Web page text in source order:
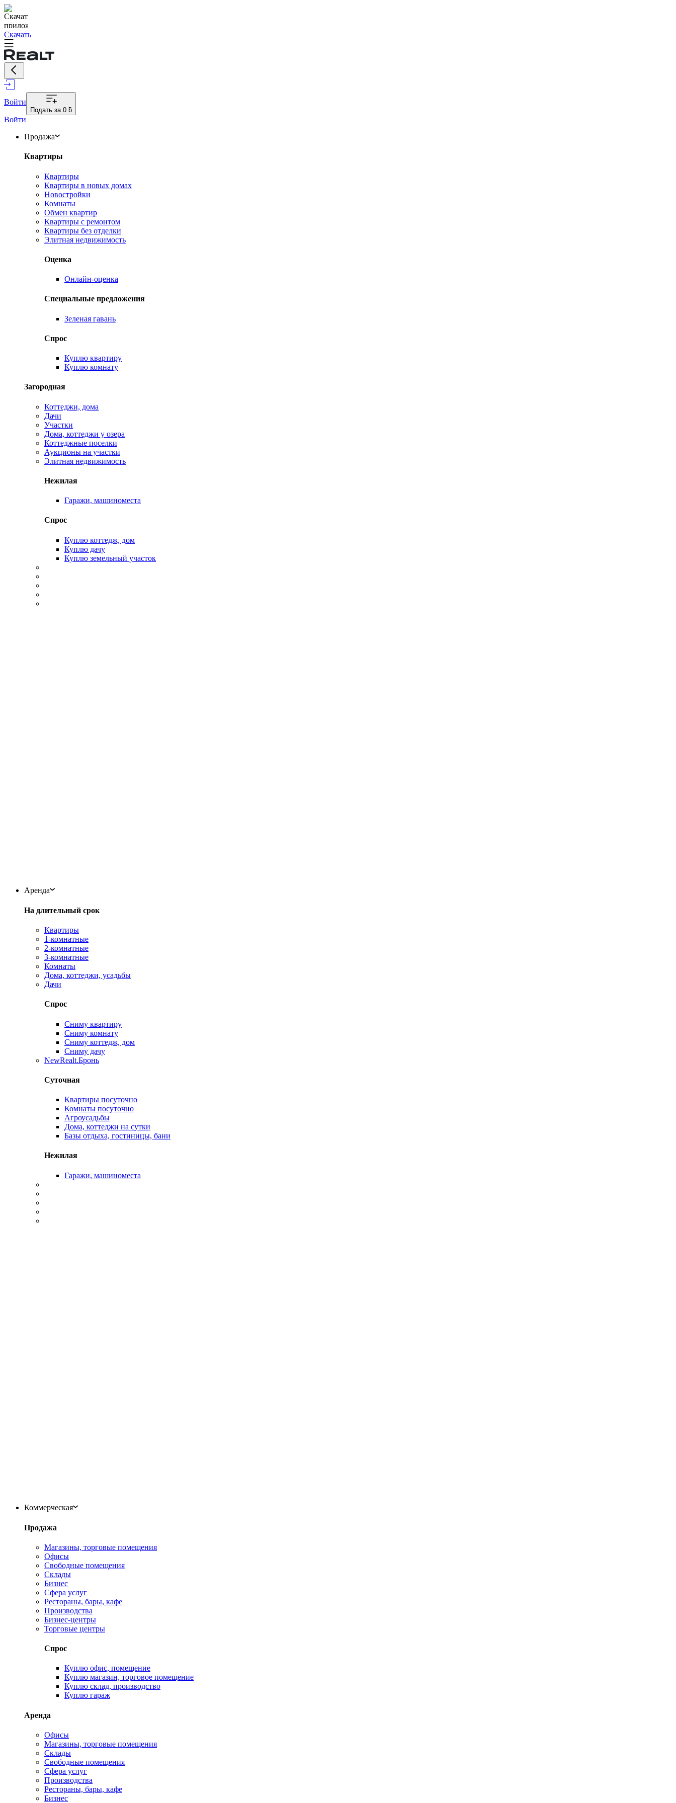
Скачать
Войти
Подать за 0 ƃ
Войти
Продажа
Квартиры
Квартиры
Квартиры в новых домах
Новостройки
Комнаты
Обмен квартир
Квартиры с ремонтом
Квартиры без отделки
Элитная недвижимость
Оценка
Онлайн-оценка
Специальные предложения
Зеленая гавань
Спрос
Куплю квартиру
Куплю комнату
Загородная
Коттеджи, дома
Дачи
Участки
Дома, коттеджи у озера
Коттеджные поселки
Аукционы на участки
Элитная недвижимость
Нежилая
Гаражи, машиноместа
Спрос
Куплю коттедж, дом
Куплю дачу
Куплю земельный участок
Аренда
На длительный срок
Квартиры
1-комнатные
2-комнатные
3-комнатные
Комнаты
Дома, коттеджи, усадьбы
Дачи
Спрос
Сниму квартиру
Сниму комнату
Сниму коттедж, дом
Сниму дачу
NewRealt.Бронь
Суточная
Квартиры посуточно
Комнаты посуточно
Агроусадьбы
Дома, коттеджи на сутки
Базы отдыха, гостиницы, бани
Нежилая
Гаражи, машиноместа
Коммерческая
Продажа
Магазины, торговые помещения
Офисы
Свободные помещения
Склады
Бизнес
Сфера услуг
Рестораны, бары, кафе
Производства
Бизнес-центры
Торговые центры
Спрос
Куплю офис, помещение
Куплю магазин, торговое помещение
Куплю склад, производство
Куплю гараж
Аренда
Офисы
Магазины, торговые помещения
Склады
Свободные помещения
Сфера услуг
Производства
Рестораны, бары, кафе
Бизнес